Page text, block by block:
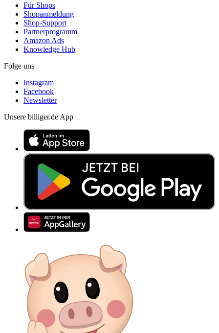
Für Shops
Shopanmeldung
Shop-Support
Partnerprogramm
Amazon Ads
Knowledge Hub
Folge uns
Instagram
Facebook
Newsletter
Unsere billiger.de App